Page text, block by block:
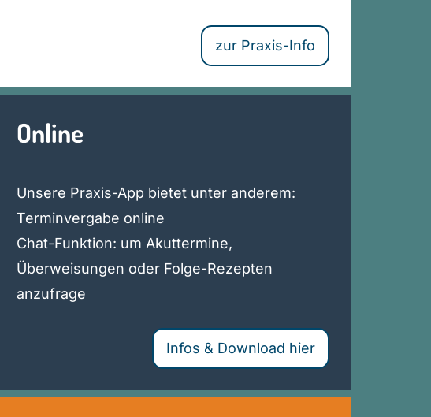
zur Praxis-Info
Online
Unsere Praxis-App bietet unter anderem:
Terminvergabe online
Chat-Funktion: um Akuttermine,
Überweisungen oder Folge-Rezepten
anzufrage
Infos & Download hier